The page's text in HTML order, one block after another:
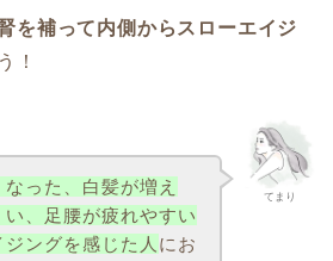
を補って内側からスローエイジ
！
てまり
った、白髪が増え
、足腰が疲れやすい
ングを感じた人 にお